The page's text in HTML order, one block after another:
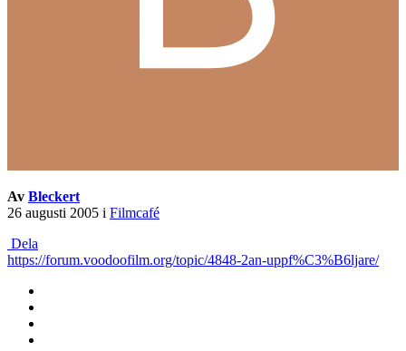
Av Bleckert
26 augusti 2005 i Filmcafé
Dela
https://forum.voodoofilm.org/topic/4848-2an-uppf%C3%B6ljare/